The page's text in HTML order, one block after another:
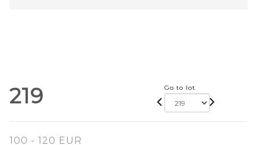
219 Go to lot
100 - 120 EUR